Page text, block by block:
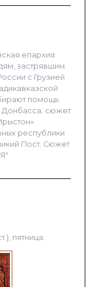
епархия
застрявшим
с Грузией
помощь
сюжет
республики
Пост. Сюжет
пятница.